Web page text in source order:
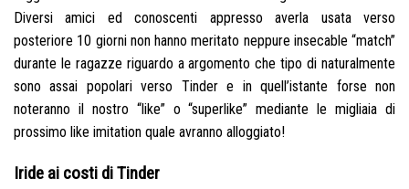
Diversi amici ed conoscenti appresso averla usata verso
posteriore 10 giorni non hanno meritato neppure insecable “match”
durante le ragazze riguardo a argomento che tipo di naturalmente
sono assai popolari verso Tinder e in quell’istante forse non
noteranno il nostro “like” o “superlike” mediante le migliaia di
prossimo like imitation quale avranno alloggiato!
Iride ai costi di Tinder